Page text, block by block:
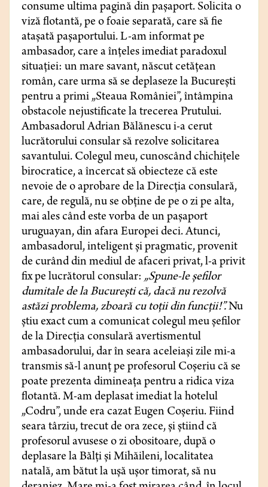
consume ultima pagină din pașaport. Solicita o
viză flotantă, pe o foaie separată, care să fie
atașată pașaportului. L-am informat pe
ambasador, care a înțeles imediat paradoxul
situației: un mare savant, născut cetățean
român, care urma să se deplaseze la București
pentru a primi „Steaua României”, întâmpina
obstacole nejustificate la trecerea Prutului.
Ambasadorul Adrian Bălănescu i-a cerut
lucrătorului consular să rezolve solicitarea
savantului. Colegul meu, cunoscând chichițele
birocratice, a încercat să obiecteze că este
nevoie de o aprobare de la Direcția consulară,
care, de regulă, nu se obține de pe o zi pe alta,
mai ales când este vorba de un pașaport
uruguayan, din afara Europei deci. Atunci,
ambasadorul, inteligent și pragmatic, provenit
de curând din mediul de afaceri privat, l-a privit
fix pe lucrătorul consular:„Spune-le șefilor
dumitale de la București că, dacă nu rezolvă
astăzi problema, zboară cu toții din funcții!”.Nu
știu exact cum a comunicat colegul meu șefilor
de la Direcția consulară avertismentul
ambasadorului, dar în seara aceleiași zile mi-a
transmis să-l anunț pe profesorul Coșeriu că se
poate prezenta dimineața pentru a ridica viza
flotantă. M-am deplasat imediat la hotelul
„Codru”, unde era cazat Eugen Coșeriu. Fiind
seara târziu, trecut de ora zece, și știind că
profesorul avusese o zi obositoare, după o
deplasare la Bălți și Mihăileni, localitatea
natală, am bătut la ușă ușor timorat, să nu